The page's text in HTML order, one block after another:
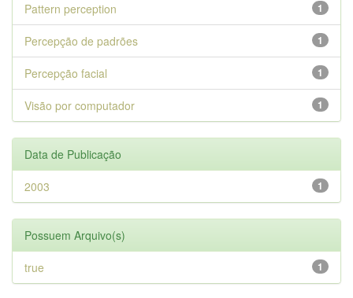
1
Pattern perception
1
Percepção de padrões
1
Percepção facial
1
Visão por computador
Data de Publicação
1
2003
Possuem Arquivo(s)
1
true